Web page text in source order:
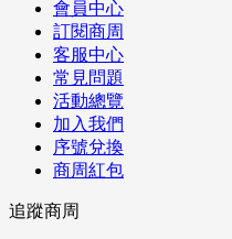
會員中心
訂閱商周
客服中心
常見問題
活動總覽
加入我們
序號兌換
商周紅包
追蹤商周